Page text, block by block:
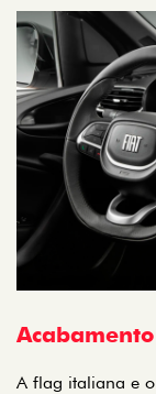
A flag italiana e